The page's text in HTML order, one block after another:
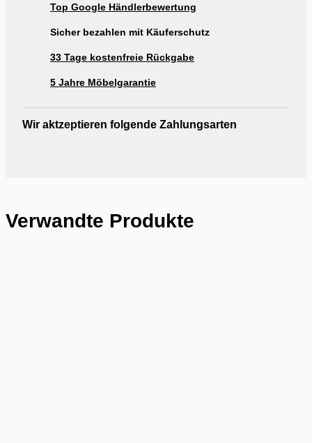
Ausstellung Möbel Rogg Reutlingen
Top Google Händlerbewertung
Sicher bezahlen mit Käuferschutz
33 Tage kostenfreie Rückgabe
5 Jahre Möbelgarantie
Wir aktzeptieren folgende Zahlungsarten
Verwandte Produkte